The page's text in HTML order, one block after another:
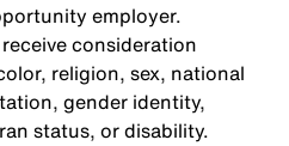
employer.
consideration
religion, sex, national
gender identity,
status, or disability.